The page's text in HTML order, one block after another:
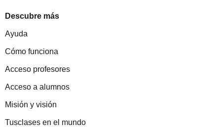
Descubre más
Ayuda
Cómo funciona
Acceso profesores
Acceso a alumnos
Misión y visión
Tusclases en el mundo